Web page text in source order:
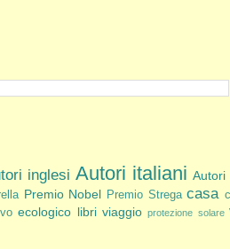
inglesi Autori italiani Autori
Premio Nobel Premio Strega casa
ecologico libri viaggio protezione solare